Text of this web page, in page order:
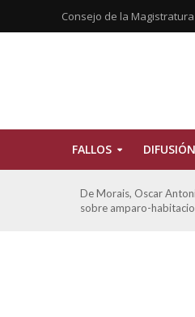
Consejo de la
FALLOS DIFUSIÓN
De Morais, Oscar
sobre amparo-